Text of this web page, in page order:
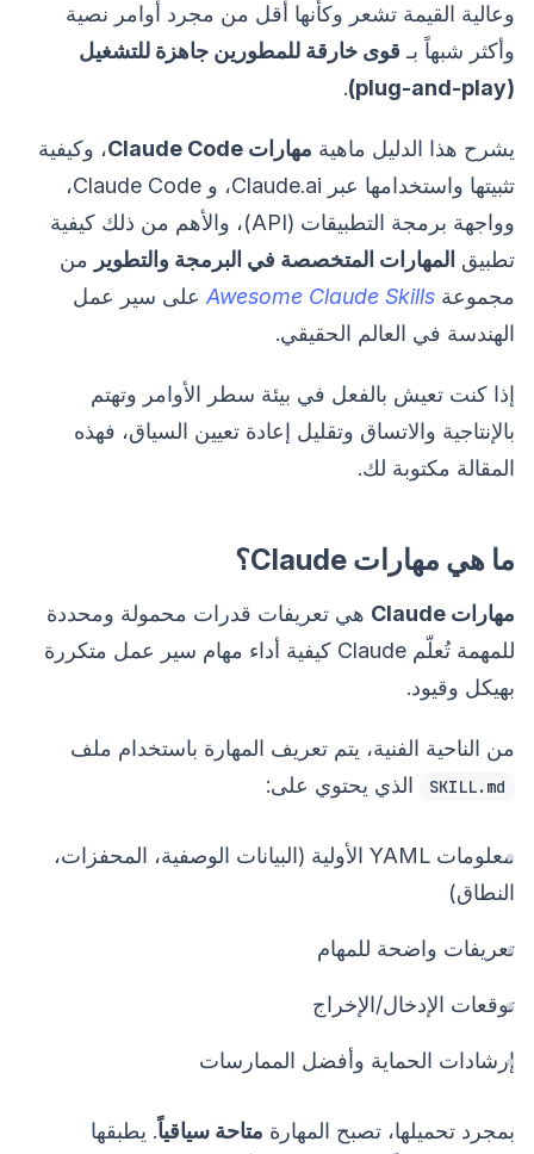
وعالية القيمة تشعر وكأنها أقل من مجرد أوامر نصية
وأكثر شبهاً بـ قوى خارقة للمطورين جاهزة للتشغيل
(plug-and-play)
.
يشرح هذا الدليل ماهية مهارات Claude Code
، وكيفية
تثبيتها واستخدامها عبر Claude.ai، و Claude Code،
وواجهة برمجة التطبيقات (API)، والأهم من ذلك كيفية
تطبيق المهارات المتخصصة في البرمجة والتطوير من
مجموعة Awesome Claude Skills على سير عمل
الهندسة في العالم الحقيقي.
إذا كنت تعيش بالفعل في بيئة سطر الأوامر وتهتم
بالإنتاجية والاتساق وتقليل إعادة تعيين السياق، فهذه
المقالة مكتوبة لك.
ما هي مهارات Claude؟
مهارات Claude
هي تعريفات قدرات محمولة ومحددة
للمهمة تُعلّم Claude كيفية أداء مهام سير عمل متكررة
بهيكل وقيود.
من الناحية الفنية، يتم تعريف المهارة باستخدام ملف
SKILL.md الذي يحتوي على:
معلومات YAML الأولية (البيانات الوصفية، المحفزات،
النطاق)
تعريفات واضحة للمهام
توقعات الإدخال/الإخراج
إرشادات الحماية وأفضل الممارسات
بمجرد تحميلها، تصبح المهارة متاحة سياقياً. يطبقها